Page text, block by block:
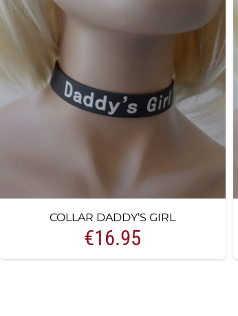
COLLAR DADDY’S GIRL
€16.95